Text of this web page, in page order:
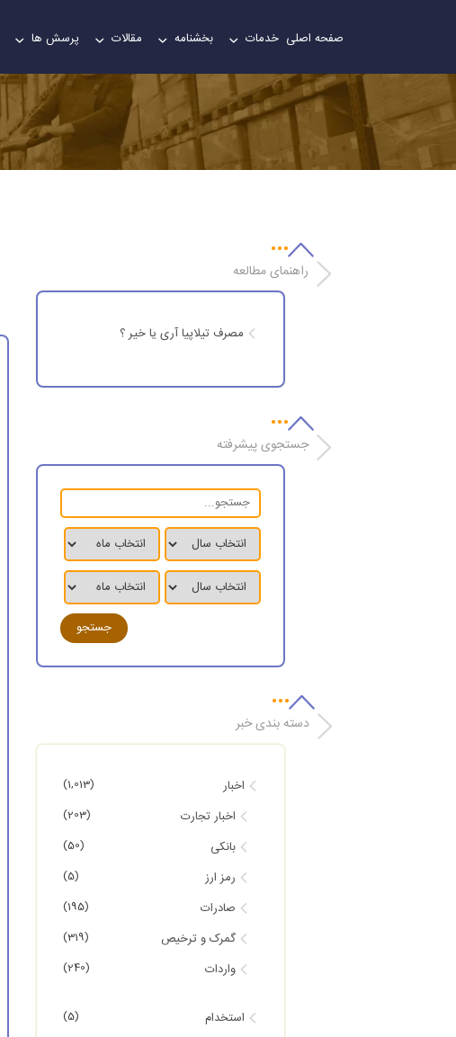
صفحه اصلی خدمات بخشنامه مقالات پرسش ها
راهنمای مطالعه
مصرف تیلاپیا آری یا خیر ؟
جستجوی پیشرفته
دسته بندی خبر
اخبار (1,013)
اخبار تجارت (203)
بانکی (50)
رمز ارز (5)
صادرات (195)
گمرک و ترخیص (319)
واردات (240)
استخدام (5)